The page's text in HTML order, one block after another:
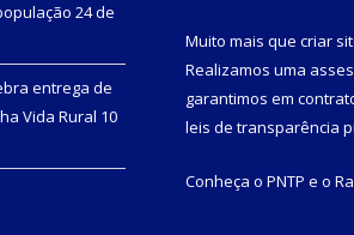
24 de
entrega de
Vida Rural 10
Muito mais que criar
Realizamos uma
garantimos em
leis de transparência
Conheça o PNTP e o